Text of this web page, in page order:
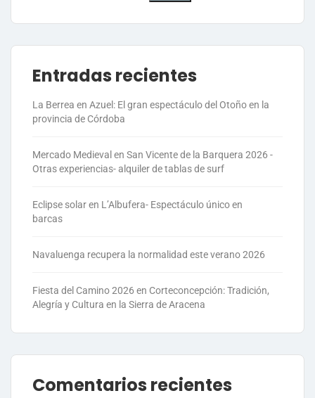
Entradas recientes
La Berrea en Azuel: El gran espectáculo del Otoño en la
provincia de Córdoba
Mercado Medieval en San Vicente de la Barquera 2026 -
Otras experiencias- alquiler de tablas de surf
Eclipse solar en L’Albufera- Espectáculo único en
barcas
Navaluenga recupera la normalidad este verano 2026
Fiesta del Camino 2026 en Corteconcepción: Tradición,
Alegría y Cultura en la Sierra de Aracena
Comentarios recientes